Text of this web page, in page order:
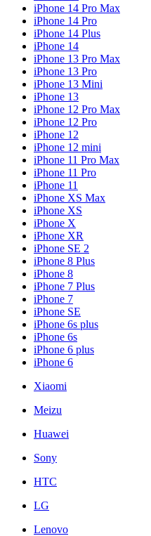
iPhone 14 Pro Max
iPhone 14 Pro
iPhone 14 Plus
iPhone 14
iPhone 13 Pro Max
iPhone 13 Pro
iPhone 13 Mini
iPhone 13
iPhone 12 Pro Max
iPhone 12 Pro
iPhone 12
iPhone 12 mini
iPhone 11 Pro Max
iPhone 11 Pro
iPhone 11
iPhone XS Max
iPhone XS
iPhone X
iPhone XR
iPhone SE 2
iPhone 8 Plus
iPhone 8
iPhone 7 Plus
iPhone 7
iPhone SE
iPhone 6s plus
iPhone 6s
iPhone 6 plus
iPhone 6
Xiaomi
Meizu
Huawei
Sony
HTC
LG
Lenovo